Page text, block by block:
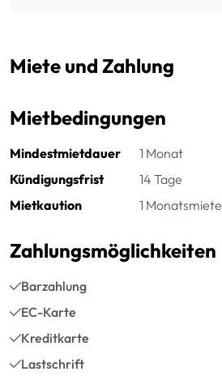
Miete und Zahlung
Mietbedingungen
Mindestmietdauer
1 Monat
Kündigungsfrist
14 Tage
Mietkaution
1 Monatsmiete
Zahlungsmöglichkeiten
Barzahlung
EC-Karte
Kreditkarte
Lastschrift